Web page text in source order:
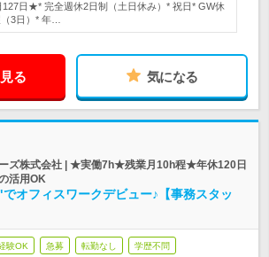
日★* 完全週休2日制（土日休み）* 祝日* GW休
3日）* 年…
る 気になる
ズ株式会社 | ★実働7h★残業月10h程★年休120日
活用OK
オフィスワークデビュー♪【事務スタッ
験OK 急募 転勤なし 学歴不問